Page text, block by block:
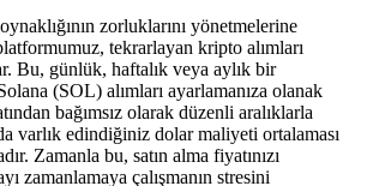
zorluklarını yönetmelerine
tekrarlayan kripto alımları
Bu, günlük, haftalık veya aylık bir
(SOL) alımları ayarlamanıza olanak
bağımsız olarak düzenli aralıklarla
varlık edindiğiniz dolar maliyeti ortalaması
Zamanla bu, satın alma fiyatınızı
zamanlamaya çalışmanın stresini